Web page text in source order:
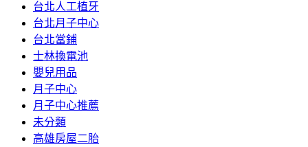
台北人工植牙
台北月子中心
台北當鋪
士林換電池
嬰兒用品
月子中心
月子中心推薦
未分類
高雄房屋二胎